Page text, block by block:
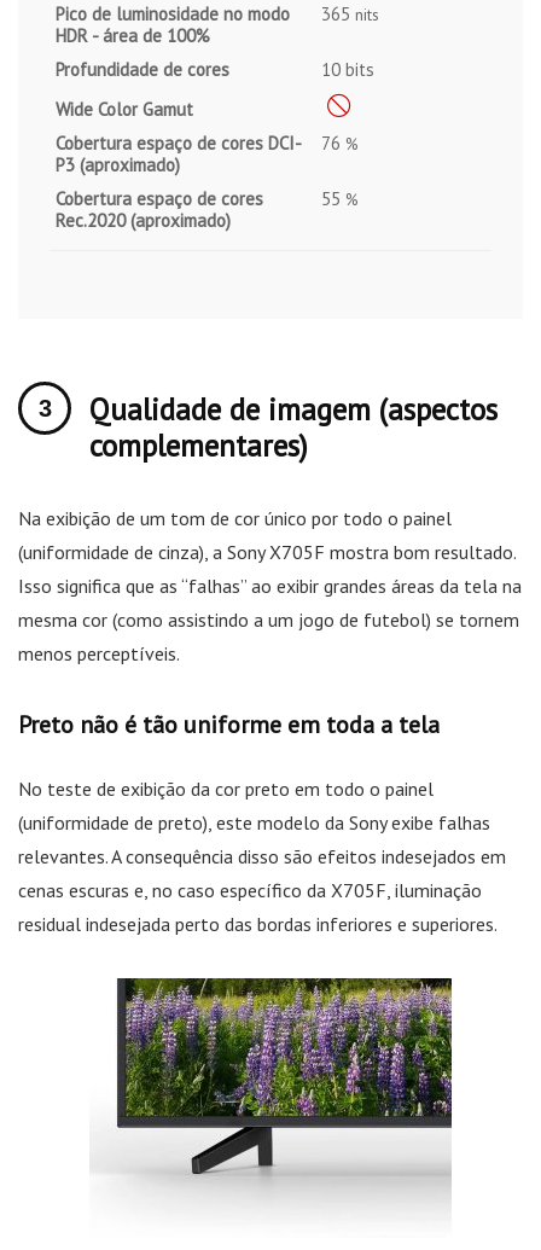
Pico de luminosidade no modo
HDR - área de 100%
365 nits
Profundidade de cores
10 bits
Wide Color Gamut
Cobertura espaço de cores DCI-
P3 (aproximado)
76 %
Cobertura espaço de cores
Rec.2020 (aproximado)
55 %
Qualidade de imagem (aspectos
complementares)
Na exibição de um tom de cor único por todo o painel
(uniformidade de cinza), a Sony X705F mostra bom resultado.
Isso significa que as “falhas” ao exibir grandes áreas da tela na
mesma cor (como assistindo a um jogo de futebol) se tornem
menos perceptíveis.
Preto não é tão uniforme em toda a tela
No teste de exibição da cor preto em todo o painel
(uniformidade de preto), este modelo da Sony exibe falhas
relevantes. A consequência disso são efeitos indesejados em
cenas escuras e, no caso específico da X705F, iluminação
residual indesejada perto das bordas inferiores e superiores.